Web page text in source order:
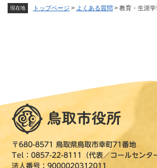
現在地 トップページ > よくある質問 > 教育・生涯学
〒680-8571 鳥取県鳥取市幸町71番地
Tel：0857-22-8111（代表／コールセンタ
法人番号：9000020312011